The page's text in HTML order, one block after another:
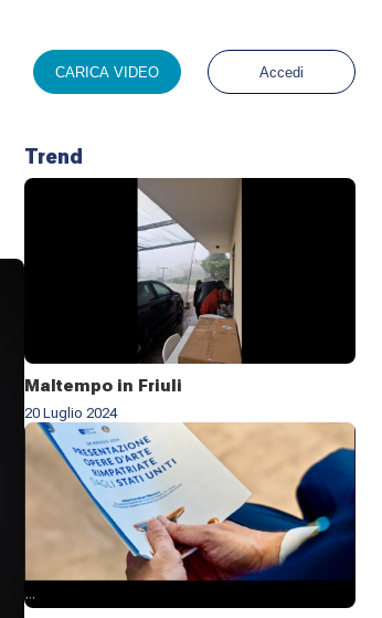
CARICA VIDEO Accedi
Trend
Maltempo in Friuli
20 Luglio 2024